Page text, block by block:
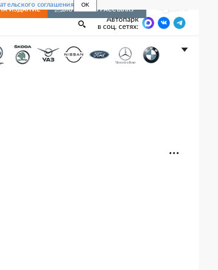
соглашения OK
ИЗДАНИЕ ВКЛЮЧИТЬ РАССЫЛКУ
Автопарк
в соц. сетях: